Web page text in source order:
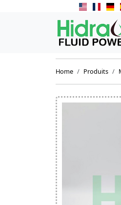
Home Produits